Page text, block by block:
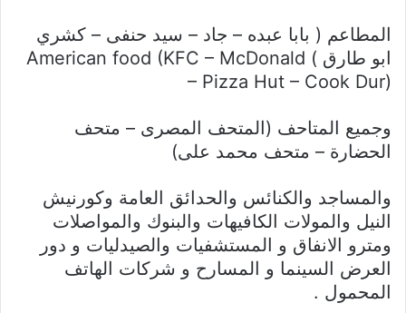
المطاعم ( بابا عبده – جاد – سيد حنفى – كشري
ابو طارق ) American food (KFC – McDonald
– Pizza Hut – Cook Dur)
وجميع المتاحف (المتحف المصرى – متحف
الحضارة – متحف محمد على)
والمساجد والكنائس والحدائق العامة وكورنيش
النيل والمولات الكافيهات والبنوك والمواصلات
ومترو الانفاق و المستشفيات والصيدليات و دور
العرض السينما و المسارح و شركات الهاتف
المحمول .